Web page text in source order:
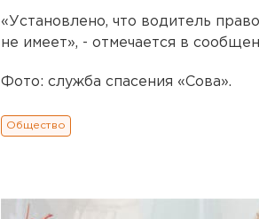
«Установлено, что водитель
не имеет», - отмечается в
Фото: служба спасения «Сова».
Общество